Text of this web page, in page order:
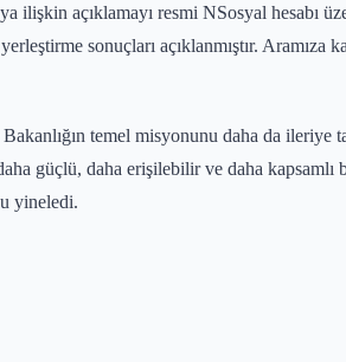
ilişkin açıklamayı resmi NSosyal hesabı
sonuçları açıklanmıştır.
temel misyonunu daha da ileriye
güçlü, daha erişilebilir ve daha
yineledi.